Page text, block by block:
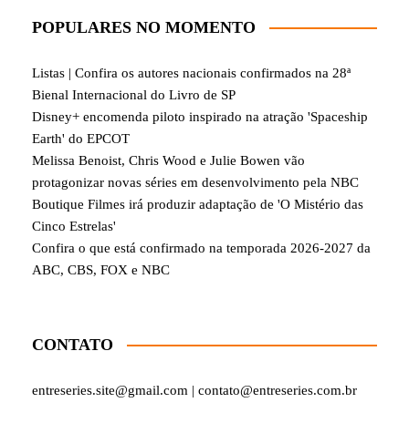
POPULARES NO MOMENTO
Listas | Confira os autores nacionais confirmados na 28ª
Bienal Internacional do Livro de SP
Disney+ encomenda piloto inspirado na atração 'Spaceship
Earth' do EPCOT
Melissa Benoist, Chris Wood e Julie Bowen vão
protagonizar novas séries em desenvolvimento pela NBC
Boutique Filmes irá produzir adaptação de 'O Mistério das
Cinco Estrelas'
Confira o que está confirmado na temporada 2026-2027 da
ABC, CBS, FOX e NBC
CONTATO
entreseries.site@gmail.com | contato@entreseries.com.br